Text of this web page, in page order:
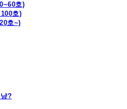
호)
호)
호~)
?